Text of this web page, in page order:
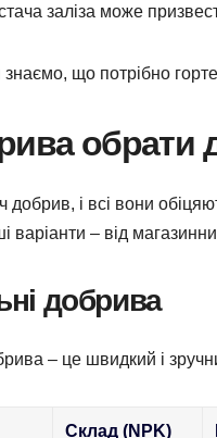
заліза може
що потрібно
обрати
добрив, і всі вони
варіанти – від
добрива
– це швидкий і
Склад (NPK)